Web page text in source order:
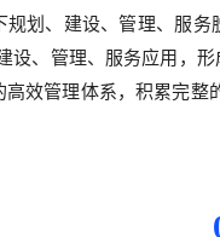
规划、建设、管理、服
设、管理、服务应用，
效管理体系，积累完